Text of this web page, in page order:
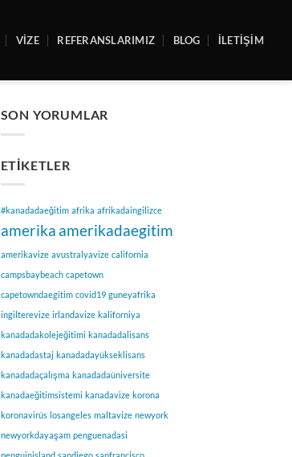
VİZE REFERANSLARIMIZ BLOG İLETİŞİM
SON YORUMLAR
ETIKETLER
#kanadadaeğitim afrika afrikadaingilizce
amerika amerikadaegitim
amerikavize avustralyavize california
campsbaybeach capetown
capetowndaegitim covid19 guneyafrika
ingilterevize irlandavize kaliforniya
kanadadakolejeğitimi kanadadalisans
kanadadastaj kanadadayükseklisans
kanadadaçalışma kanadadaüniversite
kanadaeğitimsistemi kanadavize korona
koronavirüs losangeles maltavize newyork
newyorkdayaşam penguenadasi